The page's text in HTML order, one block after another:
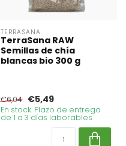
TERRASANA
TerraSana RAW
Semillas de chía
blancas bio 300 g
€6,04 €5,49
En stock. Plazo de entrega
de 1 a 3 días laborables